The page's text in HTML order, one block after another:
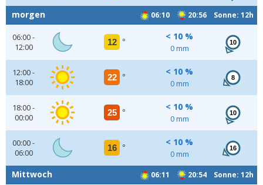
06:10 20:56 Sonne: 12h
morgen
06:00 -
12:00
12 °
< 10 %
0 mm
10
12:00 -
18:00
22 °
< 10 %
0 mm
8
18:00 -
00:00
25 °
< 10 %
0 mm
10
00:00 -
06:00
16 °
< 10 %
0 mm
16
06:11 20:54 Sonne: 12h
Mittwoch